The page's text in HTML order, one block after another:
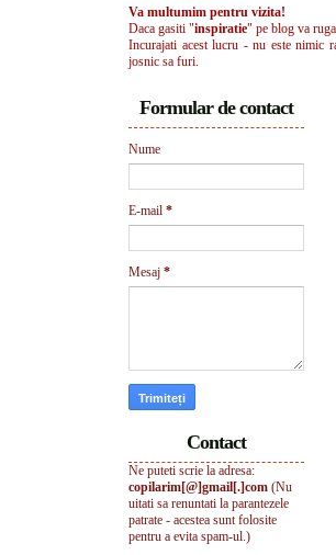
Va multumim pentru vizita!
Daca gasiti "inspiratie" pe blog va
Incurajati acest lucru - nu este nimic
josnic sa furi.
Formular de contact
Nume
E-mail *
Mesaj *
Contact
Ne puteti scrie la adresa:
copilarim[@]gmail[.]com (Nu
uitati sa renuntati la parantezele
patrate - acestea sunt folosite
pentru a evita spam-ul.)